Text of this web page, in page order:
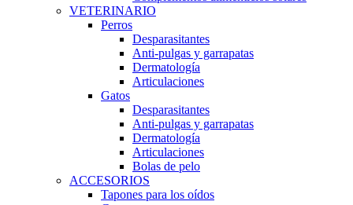
VETERINARIO
Perros
Desparasitantes
Anti-pulgas y garrapatas
Dermatología
Articulaciones
Gatos
Desparasitantes
Anti-pulgas y garrapatas
Dermatología
Articulaciones
Bolas de pelo
ACCESORIOS
Tapones para los oídos